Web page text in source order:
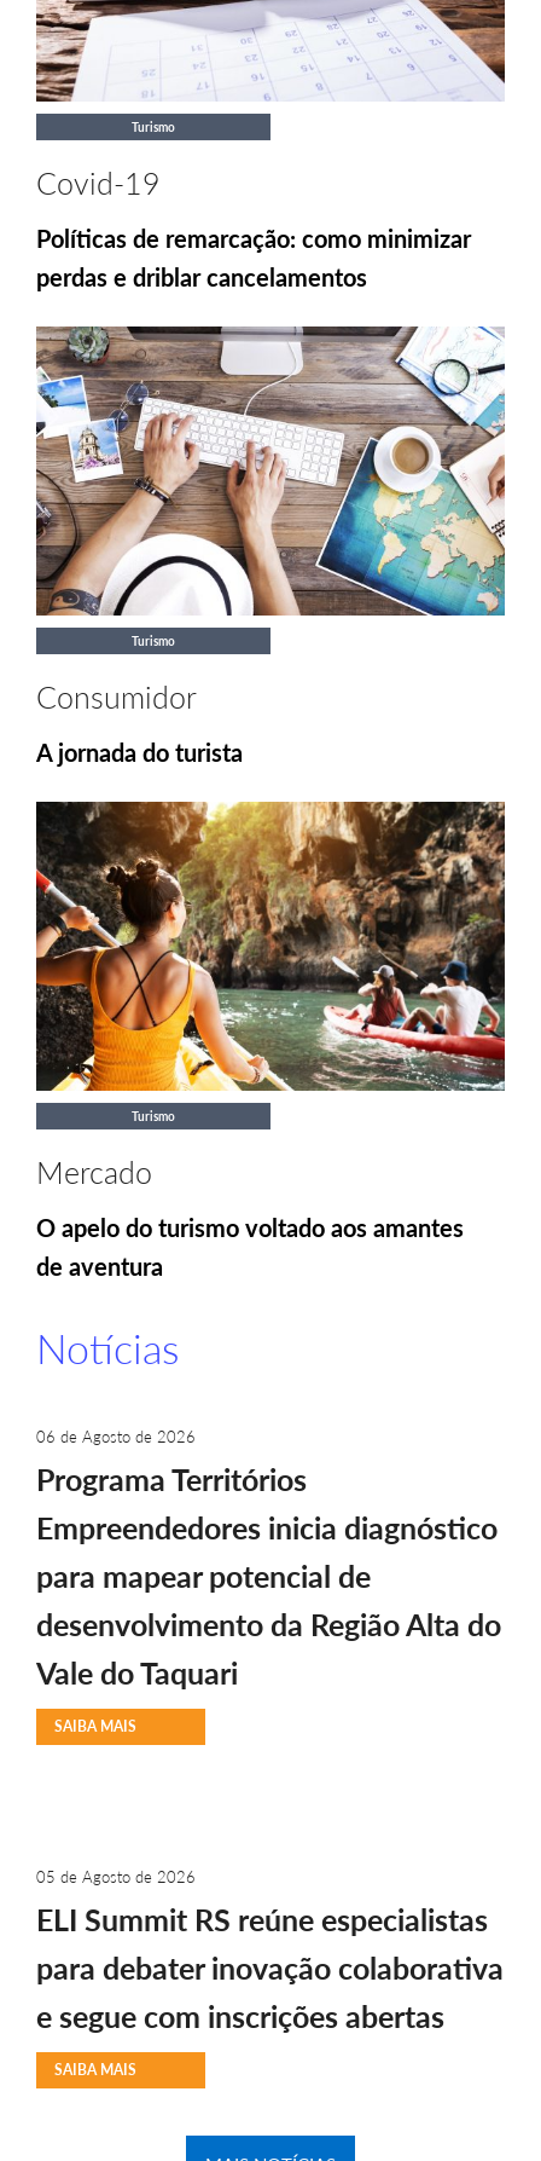
Turismo
Covid-19
Políticas de remarcação: como minimizar
perdas e driblar cancelamentos
Turismo
Consumidor
A jornada do turista
Turismo
Mercado
O apelo do turismo voltado aos amantes
de aventura
Notícias
06 de Agosto de 2026
Programa Territórios
Empreendedores inicia diagnóstico
para mapear potencial de
desenvolvimento da Região Alta do
Vale do Taquari
SAIBA MAIS
05 de Agosto de 2026
ELI Summit RS reúne especialistas
para debater inovação colaborativa
e segue com inscrições abertas
SAIBA MAIS